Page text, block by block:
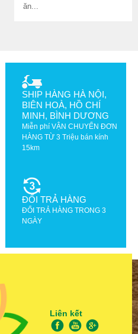
ăn...
SHIP HÀNG HÀ NỘI,
BIÊN HOÀ, HỒ CHÍ
MINH, BÌNH DƯƠNG
Miễn phí VẬN CHUYỂN ĐƠN
HÀNG TỪ 3 Triệu bán kính
15km
ĐỔI TRẢ HÀNG
ĐỔI TRẢ HÀNG TRONG 3
NGÀY
Liên kết